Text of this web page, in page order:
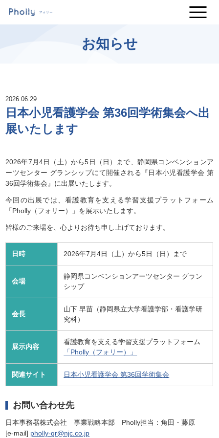
お知らせ
2026.06.29
日本小児看護学会 第36回学術集会へ出
展いたします
2026年7月4日（土）から5日（日）まで、静岡県コンベンションア
ーツセンター グランシップにて開催される『日本小児看護学会 第
36回学術集会』に出展いたします。
今回の出展では、看護教育を支える学習支援プラットフォーム
「Pholly（フォリー）」を展示いたします。
皆様のご来場を、心よりお待ち申し上げております。
日時 2026年7月4日（土）から5日（日）まで
会場
静岡県コンベンションアーツセンター グラン
シップ
会長
山下 早苗（静岡県立大学看護学部・看護学研
究科）
展示内容
看護教育を支える学習支援プラットフォーム
「Pholly（フォリー）」
関連サイト 日本小児看護学会 第36回学術集会
お問い合わせ先
日本事務器株式会社 事業戦略本部 Pholly担当：角田・藤原
[e-mail] pholly-gr@njc.co.jp